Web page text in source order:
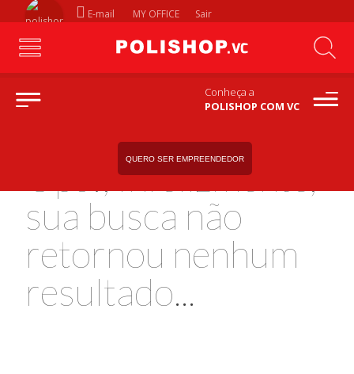
E-mail MY OFFICE Sair
Conheça a
POLISHOP COM VC
QUERO SER EMPREENDEDOR
Ops!, Infelizmente,
sua busca não
retornou nenhum
resultado...